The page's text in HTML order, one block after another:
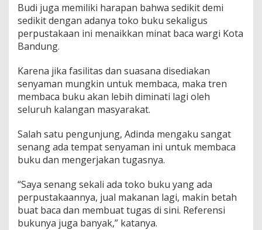
Budi juga memiliki harapan bahwa sedikit demi
sedikit dengan adanya toko buku sekaligus
perpustakaan ini menaikkan minat baca wargi Kota
Bandung.
Karena jika fasilitas dan suasana disediakan
senyaman mungkin untuk membaca, maka tren
membaca buku akan lebih diminati lagi oleh
seluruh kalangan masyarakat.
Salah satu pengunjung, Adinda mengaku sangat
senang ada tempat senyaman ini untuk membaca
buku dan mengerjakan tugasnya.
“Saya senang sekali ada toko buku yang ada
perpustakaannya, jual makanan lagi, makin betah
buat baca dan membuat tugas di sini. Referensi
bukunya juga banyak,” katanya.